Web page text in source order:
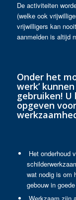
De activiteiten
(welke ook
vrijwilligers kan
aanmelden is altijd
Onder het
werk’
gebruiken!
opgeven
Het onderhoud
wat nodig is om
gebouw in